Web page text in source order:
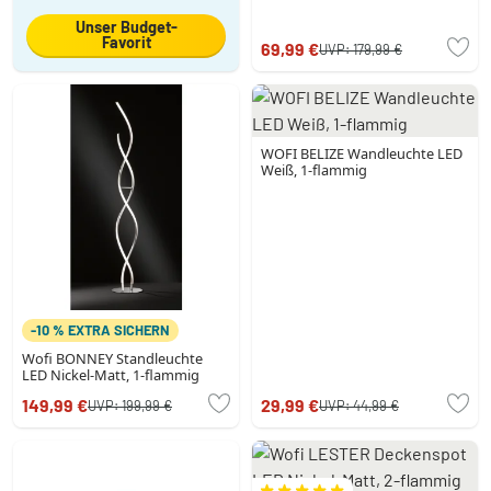
Unser Budget-
Favorit
69,99 €UVP:179,99 €
-10 % EXTRA SICHERN
Wofi BONNEY Standleuchte
LED Nickel-Matt, 1-flammig
149,99 €UVP:199,99 €
WOFI BELIZE Wandleuchte LED
Weiß, 1-flammig
29,99 €UVP:44,99 €